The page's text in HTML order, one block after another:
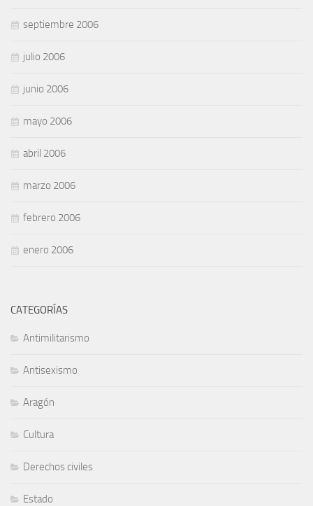
septiembre 2006
julio 2006
junio 2006
mayo 2006
abril 2006
marzo 2006
febrero 2006
enero 2006
CATEGORÍAS
Antimilitarismo
Antisexismo
Aragón
Cultura
Derechos civiles
Estado